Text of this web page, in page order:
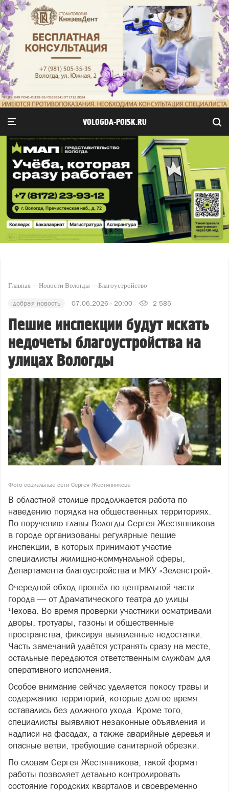
VOLOGDA-POISK.RU
Главная Новости Вологды Благоустройство
добрая новость 07.06.2026 - 20:00 2 585
Пешие инспекции будут искать
недочеты благоустройства на
улицах Вологды
Фото социальные сети Сергея Жестянникова
В областной столице продолжается работа по
наведению порядка на общественных территориях.
По поручению главы Вологды Сергея Жестянникова
в городе организованы регулярные пешие
инспекции, в которых принимают участие
специалисты жилищно-коммунальной сферы,
Департамента благоустройства и МКУ «Зеленстрой».
Очередной обход прошёл по центральной части
города — от Драматического театра до улицы
Чехова. Во время проверки участники осматривали
дворы, тротуары, газоны и общественные
пространства, фиксируя выявленные недостатки.
Часть замечаний удаётся устранять сразу на месте,
остальные передаются ответственным службам для
оперативного исполнения.
Особое внимание сейчас уделяется покосу травы и
содержанию территорий, которые долгое время
оставались без должного ухода. Кроме того,
специалисты выявляют незаконные объявления и
надписи на фасадах, а также аварийные деревья и
опасные ветви, требующие санитарной обрезки.
По словам Сергея Жестянникова, такой формат
работы позволяет детально контролировать
состояние городских кварталов и своевременно